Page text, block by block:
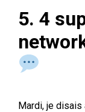
5. 4
Mardi, je disais